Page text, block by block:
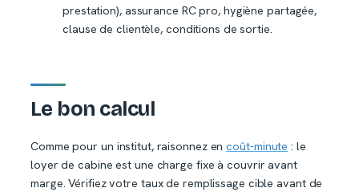
prestation), assurance RC pro, hygiène partagée,
clause de clientèle, conditions de sortie.
Le bon calcul
Comme pour un institut, raisonnez encoût-minute : le
loyer de cabine est une charge fixe à couvrir avant
marge. Vérifiez votre taux de remplissage cible avant de